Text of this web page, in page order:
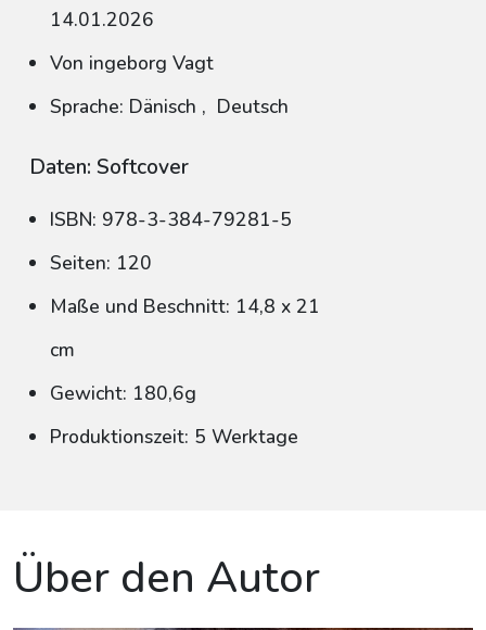
14.01.2026
Von ingeborg Vagt
Sprache: Dänisch , Deutsch
Daten: Softcover
ISBN: 978-3-384-79281-5
Seiten: 120
Maße und Beschnitt: 14,8 x 21
cm
Gewicht: 180,6g
Produktionszeit: 5 Werktage
Über den Autor